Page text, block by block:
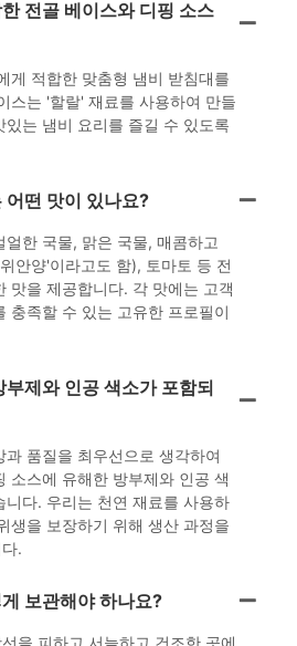
전골 베이스와 디핑 소스
게 적합한 맞춤형 냄비 받침대를
스는 '할랄' 재료를 사용하여 만들
있는 냄비 요리를 즐길 수 있도록
어떤 맛이 있나요?
얼한 국물, 맑은 국물, 매콤하고
안양'이라고도 함), 토마토 등 전
맛을 제공합니다. 각 맛에는 고객
충족할 수 있는 고유한 프로필이
제와 인공 색소가 포함되
과 품질을 최우선으로 생각하여
소스에 유해한 방부제와 인공 색
니다. 우리는 천연 재료를 사용하
생을 보장하기 위해 생산 과정을
.
보관해야 하나요?
을 피하고 서늘하고 건조한 곳에